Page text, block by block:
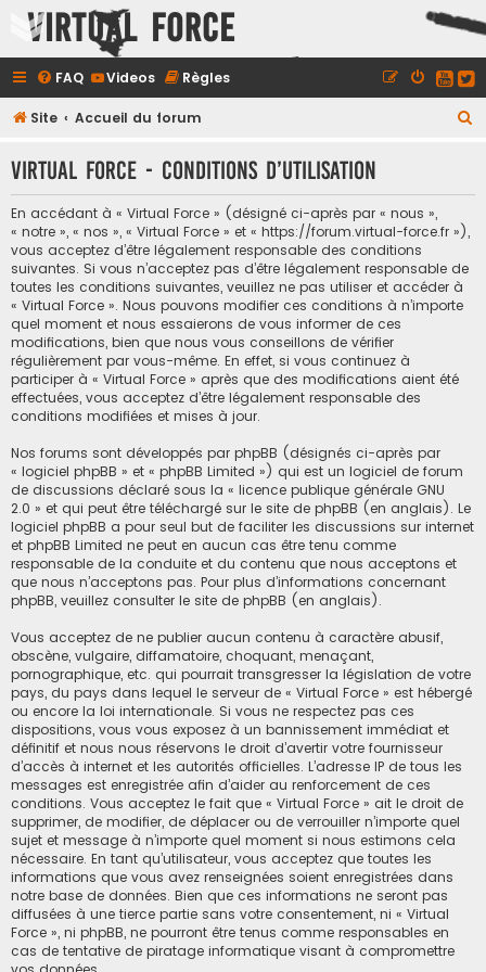
Virtual Force
FAQ Videos Règles
Site Accueil du forum
h
Virtual Force - Conditions d’utilisation
En accédant à « Virtual Force » (désigné ci-après par « nous »,
« notre », « nos », « Virtual Force » et « https://forum.virtual-force.fr »),
vous acceptez d’être légalement responsable des conditions
suivantes. Si vous n’acceptez pas d’être légalement responsable de
toutes les conditions suivantes, veuillez ne pas utiliser et accéder à
« Virtual Force ». Nous pouvons modifier ces conditions à n’importe
quel moment et nous essaierons de vous informer de ces
modifications, bien que nous vous conseillons de vérifier
régulièrement par vous-même. En effet, si vous continuez à
participer à « Virtual Force » après que des modifications aient été
effectuées, vous acceptez d’être légalement responsable des
conditions modifiées et mises à jour.
Nos forums sont développés par phpBB (désignés ci-après par
« logiciel phpBB » et « phpBB Limited ») qui est un logiciel de forum
de discussions déclaré sous la « licence publique générale GNU
2.0 » et qui peut être téléchargé sur le site de phpBB (en anglais). Le
logiciel phpBB a pour seul but de faciliter les discussions sur internet
et phpBB Limited ne peut en aucun cas être tenu comme
responsable de la conduite et du contenu que nous acceptons et
que nous n’acceptons pas. Pour plus d’informations concernant
phpBB, veuillez consulter le site de phpBB (en anglais).
Vous acceptez de ne publier aucun contenu à caractère abusif,
obscène, vulgaire, diffamatoire, choquant, menaçant,
pornographique, etc. qui pourrait transgresser la législation de votre
pays, du pays dans lequel le serveur de « Virtual Force » est hébergé
ou encore la loi internationale. Si vous ne respectez pas ces
dispositions, vous vous exposez à un bannissement immédiat et
définitif et nous nous réservons le droit d’avertir votre fournisseur
d’accès à internet et les autorités officielles. L’adresse IP de tous les
messages est enregistrée afin d’aider au renforcement de ces
conditions. Vous acceptez le fait que « Virtual Force » ait le droit de
supprimer, de modifier, de déplacer ou de verrouiller n’importe quel
sujet et message à n’importe quel moment si nous estimons cela
nécessaire. En tant qu’utilisateur, vous acceptez que toutes les
informations que vous avez renseignées soient enregistrées dans
notre base de données. Bien que ces informations ne seront pas
diffusées à une tierce partie sans votre consentement, ni « Virtual
Force », ni phpBB, ne pourront être tenus comme responsables en
cas de tentative de piratage informatique visant à compromettre